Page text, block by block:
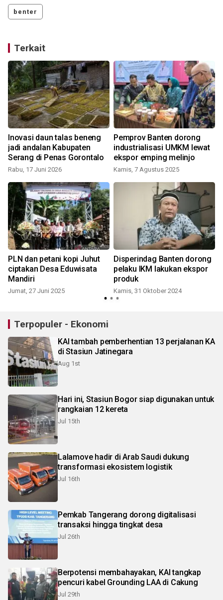
benter
Terkait
Inovasi daun talas beneng
jadi andalan Kabupaten
Serang di Penas Gorontalo
Rabu, 17 Juni 2026
Pemprov Banten dorong
industrialisasi UMKM lewat
ekspor emping melinjo
Kamis, 7 Agustus 2025
PLN dan petani kopi Juhut
ciptakan Desa Eduwisata
Mandiri
Jumat, 27 Juni 2025
Disperindag Banten dorong
pelaku IKM lakukan ekspor
produk
Kamis, 31 Oktober 2024
Terpopuler - Ekonomi
KAI tambah pemberhentian 13 perjalanan KA
di Stasiun Jatinegara
Aug 1st
Hari ini, Stasiun Bogor siap digunakan untuk
rangkaian 12 kereta
Jul 15th
Lalamove hadir di Arab Saudi dukung
transformasi ekosistem logistik
Jul 16th
Pemkab Tangerang dorong digitalisasi
transaksi hingga tingkat desa
Jul 26th
Berpotensi membahayakan, KAI tangkap
pencuri kabel Grounding LAA di Cakung
Jul 29th